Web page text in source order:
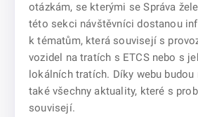
otázkám, se kterými se Správa
této sekci návštěvníci dostanou
k tématům, která souvisejí s
vozidel na tratích s ETCS nebo s
lokálních tratích. Díky webu
také všechny aktuality, které s
souvisejí.